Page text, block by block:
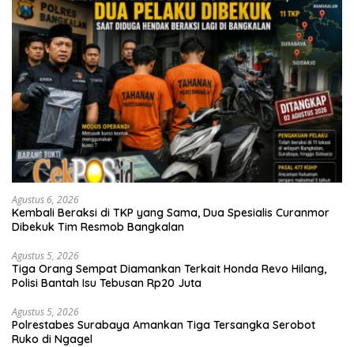
Agustus 6, 2026
Kembali Beraksi di TKP yang Sama, Dua Spesialis Curanmor
Dibekuk Tim Resmob Bangkalan
Agustus 5, 2026
Tiga Orang Sempat Diamankan Terkait Honda Revo Hilang,
Polisi Bantah Isu Tebusan Rp20 Juta
Agustus 5, 2026
Polrestabes Surabaya Amankan Tiga Tersangka Serobot
Ruko di Ngagel